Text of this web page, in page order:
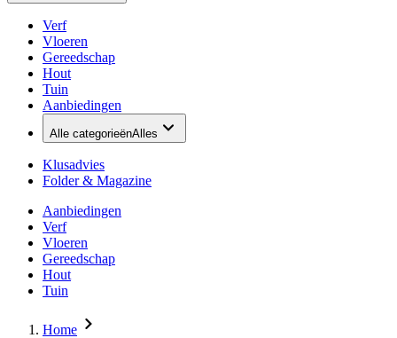
Verf
Vloeren
Gereedschap
Hout
Tuin
Aanbiedingen
Alle categorieënAlles
Klusadvies
Folder & Magazine
Aanbiedingen
Verf
Vloeren
Gereedschap
Hout
Tuin
Home